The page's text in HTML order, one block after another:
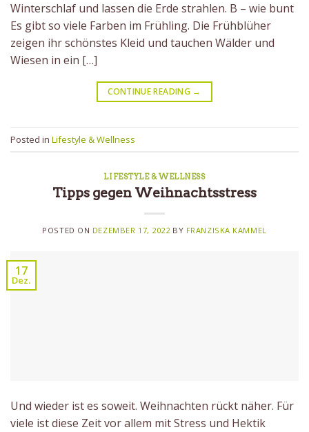
Winterschlaf und lassen die Erde strahlen. B – wie bunt
Es gibt so viele Farben im Frühling. Die Frühblüher
zeigen ihr schönstes Kleid und tauchen Wälder und
Wiesen in ein […]
CONTINUE READING →
Posted in Lifestyle & Wellness
LIFESTYLE & WELLNESS
Tipps gegen Weihnachtsstress
POSTED ON DEZEMBER 17, 2022 BY FRANZISKA KAMMEL
17
Dez.
Und wieder ist es soweit. Weihnachten rückt näher. Für
viele ist diese Zeit vor allem mit Stress und Hektik